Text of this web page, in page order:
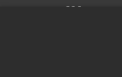
c_a326